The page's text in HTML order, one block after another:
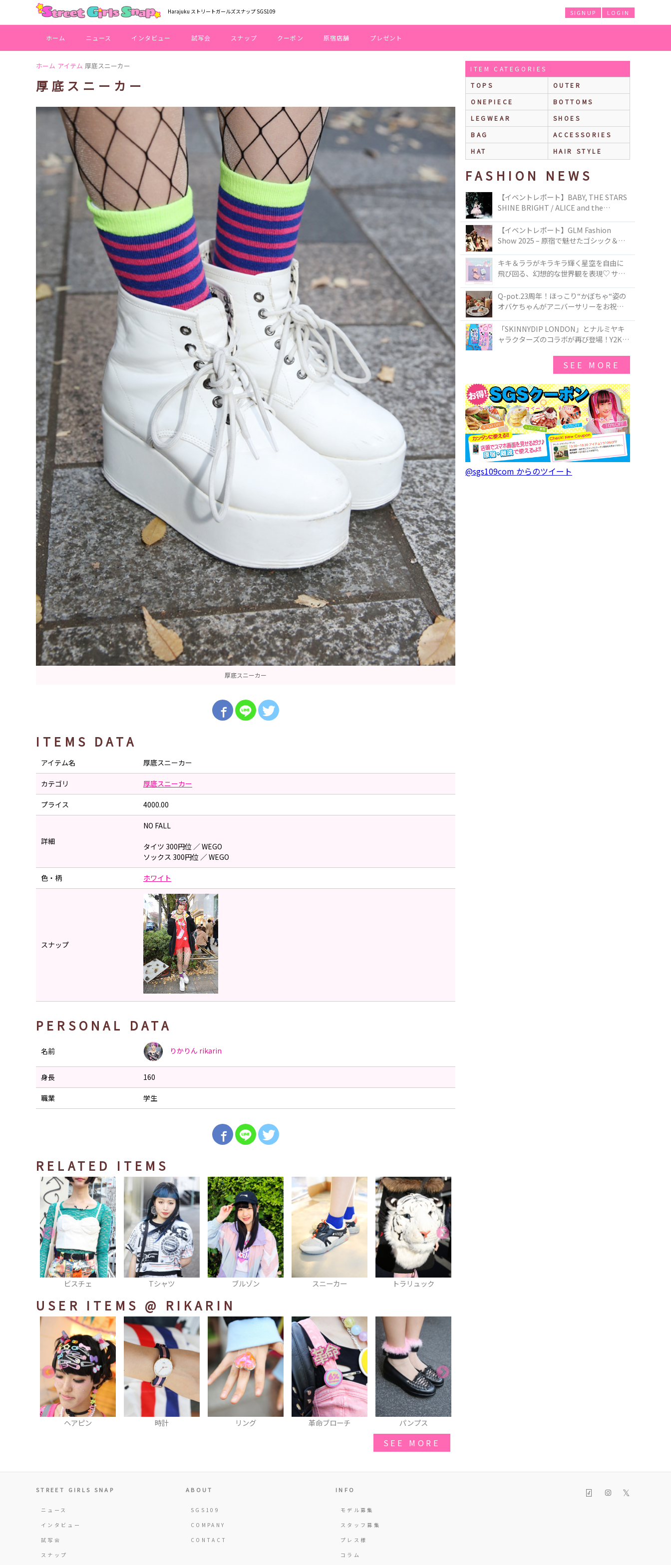
Harajuku ストリートガールズスナップ SGS109 LOGIN
SIGNUP
ホーム ニュース インタビュー 試写会 スナップ クーポン 原宿店舗 プレゼント
ホーム アイテム 厚底スニーカー
厚底スニーカー
厚底スニーカー
ITEMS DATA
アイテム名 厚底スニーカー
カテゴリ 厚底スニーカー
プライス 4000.00
詳細
NO FALL
タイツ 300円位 ／ WEGO
ソックス 300円位 ／ WEGO
色・柄 ホワイト
スナップ
PERSONAL DATA
名前 りかりん rikarin
身長 160
職業 学生
RELATED ITEMS
Tシャツ ブルゾン スニーカー トラリュック スニーカー
USER ITEMS @ RIKARIN
時計 リング 革命ブローチ パンプス ショルダーバッグ
SEE MORE
ITEM CATEGORIES
TOPS
OUTER
ONEPIECE
BOTTOMS
LEGWEAR
SHOES
BAG
ACCESSORIES
HAT
HAIR STYLE
FASHION NEWS
【イベントレポート】BABY, THE STARS
SHINE BRIGHT / ALICE and the
TOKYO
【イベントレポート】GLM Fashion
Show 2025 – 原宿で魅せたゴシック＆ロ
キキ＆ララがキラキラ輝く星空を自由に
飛び回る、幻想的な世界観を表現♡ サマ
50周年アニバーサリーイヤー』を記念し
たコレクションが登場
Q-pot.23周年！ほっこり“かぼちゃ“姿の
オバケちゃんがアニバーサリーをお祝い
ー」が新発売！Q-pot CAFE.では「かぼち
ゃのオバケーキプレート」も登場
「SKINNYDIP LONDON」とナルミヤキ
ャラクターズのコラボが再び登場！Y2Kム
SEE MORE
@sgs109com からのツイート
STREET GIRLS SNAP
ニュース
インタビュー
試写会
スナップ
ABOUT
SGS109
COMPANY
CONTACT
INFO
モデル募集
スタッフ募集
プレス様
コラム
𝕏